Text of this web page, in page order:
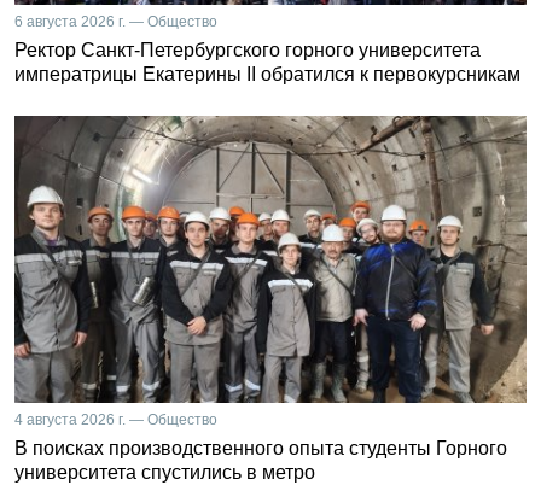
6 августа 2026 г. — Общество
Ректор Санкт-Петербургского горного университета
императрицы Екатерины II обратился к первокурсникам
4 августа 2026 г. — Общество
В поисках производственного опыта студенты Горного
университета спустились в метро